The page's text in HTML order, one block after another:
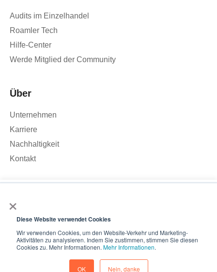
×
Diese Website verwendet Cookies
Wir verwenden Cookies, um den Website-Verkehr und Marketing-
Aktivitäten zu analysieren. Indem Sie zustimmen, stimmen Sie diesen
Cookies zu. Mehr Informationen. Mehr Informationen.
OK Nein, danke
analysieren und Ihr Nutzererlebnis zu verbessern. Wenn Sie auf
„Akzeptieren“ klicken, stimmen Sie der Verwendung von
Akzeptieren
Rückgang
Cookie-Einstellungen
Audits im Einzelhandel
Roamler Tech
Hilfe-Center
Werde Mitglied der Community
Über
Unternehmen
Karriere
Nachhaltigkeit
Kontakt
© 2026 – Roamler .V.
Allgemeine
Geschäftsbedingungen
Datenschutzbestimmungen
45001
ISO 27001